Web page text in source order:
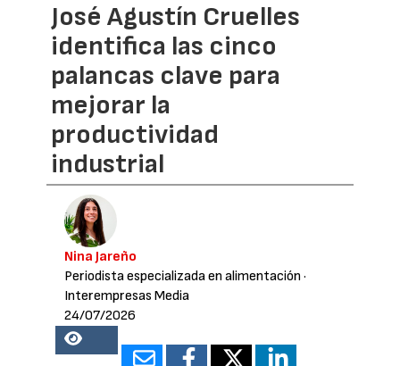
José Agustín Cruelles
identifica las cinco
palancas clave para
mejorar la
productividad
industrial
Nina Jareño
Periodista especializada en alimentación ·
Interempresas Media
24/07/2026
21581